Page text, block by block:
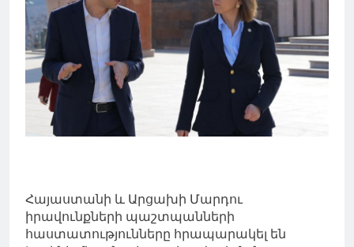
Հայաստանի և Արցախի Մարդու
իրավունքների պաշտպանների
հաստատությունները հրապարակել են